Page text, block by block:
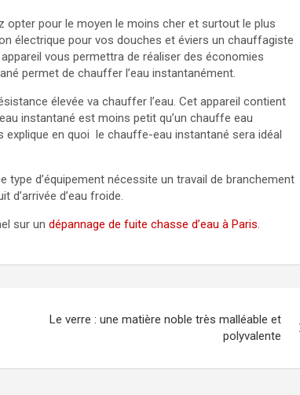
opter pour le moyen le moins cher et surtout le plus
électrique pour vos douches et éviers un chauffagiste
vous permettra de réaliser des économies
permet de chauffer l’eau instantanément.
élevée va chauffer l’eau. Cet appareil contient
instantané est moins petit qu’un chauffe eau
explique en quoi le chauffe-eau instantané sera idéal
d’équipement nécessite un travail de branchement
d’arrivée d’eau froide.
sur un dépannage de fuite chasse d’eau à Paris.
Le verre : une matière noble très malléable et
polyvalente